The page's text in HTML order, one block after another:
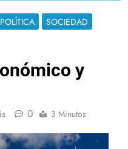
POLÍTICA
SOCIEDAD
y
0 3 Minutos